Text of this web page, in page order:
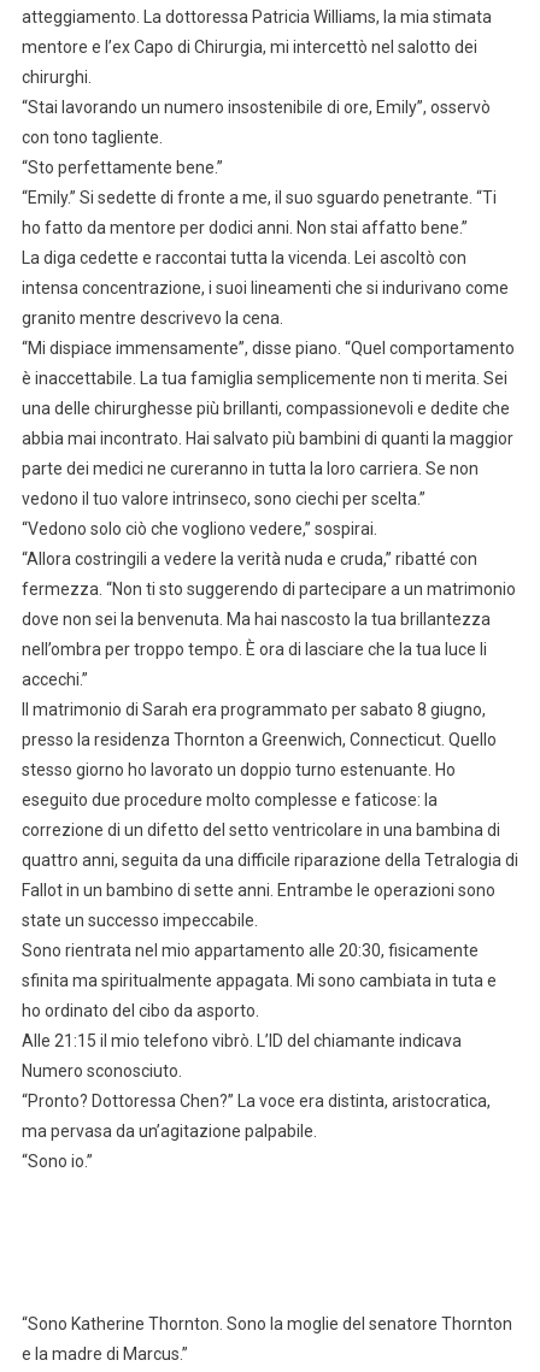
atteggiamento. La dottoressa Patricia Williams, la mia stimata
mentore e l’ex Capo di Chirurgia, mi intercettò nel salotto dei
chirurghi.
“Stai lavorando un numero insostenibile di ore, Emily”, osservò
con tono tagliente.
“Sto perfettamente bene.”
“Emily.” Si sedette di fronte a me, il suo sguardo penetrante. “Ti
ho fatto da mentore per dodici anni. Non stai affatto bene.”
La diga cedette e raccontai tutta la vicenda. Lei ascoltò con
intensa concentrazione, i suoi lineamenti che si indurivano come
granito mentre descrivevo la cena.
“Mi dispiace immensamente”, disse piano. “Quel comportamento
è inaccettabile. La tua famiglia semplicemente non ti merita. Sei
una delle chirurghesse più brillanti, compassionevoli e dedite che
abbia mai incontrato. Hai salvato più bambini di quanti la maggior
parte dei medici ne cureranno in tutta la loro carriera. Se non
vedono il tuo valore intrinseco, sono ciechi per scelta.”
“Vedono solo ciò che vogliono vedere,” sospirai.
“Allora costringili a vedere la verità nuda e cruda,” ribatté con
fermezza. “Non ti sto suggerendo di partecipare a un matrimonio
dove non sei la benvenuta. Ma hai nascosto la tua brillantezza
nell’ombra per troppo tempo. È ora di lasciare che la tua luce li
accechi.”
Il matrimonio di Sarah era programmato per sabato 8 giugno,
presso la residenza Thornton a Greenwich, Connecticut. Quello
stesso giorno ho lavorato un doppio turno estenuante. Ho
eseguito due procedure molto complesse e faticose: la
correzione di un difetto del setto ventricolare in una bambina di
quattro anni, seguita da una difficile riparazione della Tetralogia di
Fallot in un bambino di sette anni. Entrambe le operazioni sono
state un successo impeccabile.
Sono rientrata nel mio appartamento alle 20:30, fisicamente
sfinita ma spiritualmente appagata. Mi sono cambiata in tuta e
ho ordinato del cibo da asporto.
Alle 21:15 il mio telefono vibrò. L’ID del chiamante indicava
Numero sconosciuto.
“Pronto? Dottoressa Chen?” La voce era distinta, aristocratica,
ma pervasa da un’agitazione palpabile.
“Sono io.”
“Sono Katherine Thornton. Sono la moglie del senatore Thornton
e la madre di Marcus.”